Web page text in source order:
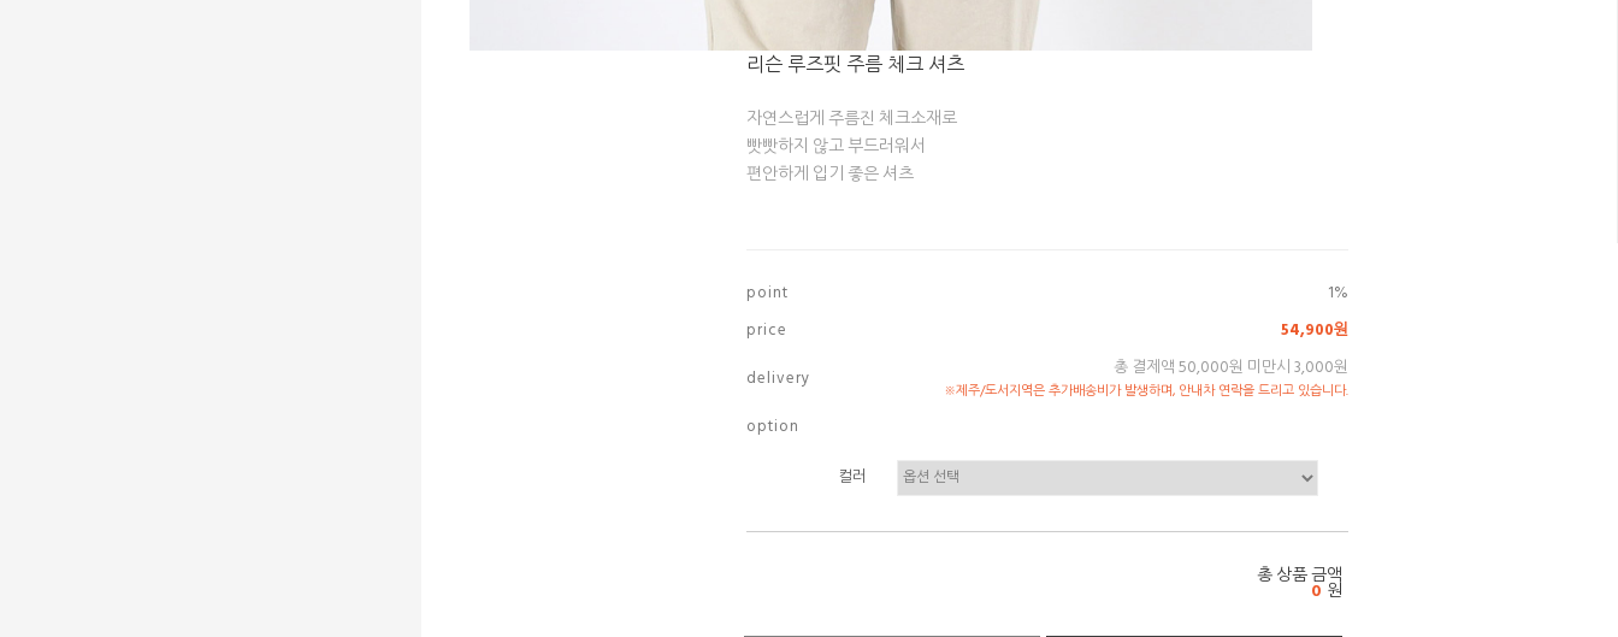
리슨 루즈핏 주름 체크 셔츠
자연스럽게 주름진 체크소재로
빳빳하지 않고 부드러워서
편안하게 입기 좋은 셔츠
p o i n t
1%
p r i c e
54,900원
d e l i v e r y
총 결제액 50,000원 미만시 3,000원
※제주/도서지역은 추가배송비가 발생하며, 안내차 연락을 드리고 있습니다.
o p t i o n
컬러
총 상품 금액
0 원